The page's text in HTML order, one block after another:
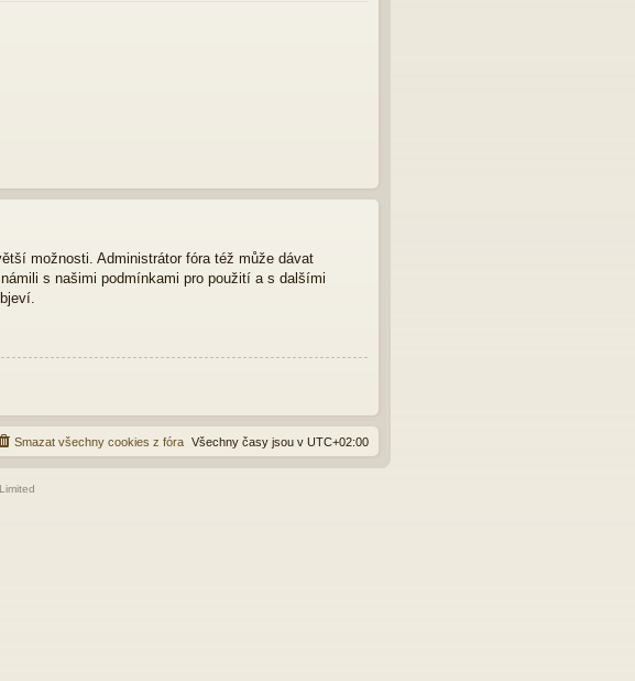
možnosti. Administrátor fóra též může dávat
s našimi podmínkami pro použití a s dalšími
Všechny časy jsou v UTC+02:00
Smazat všechny cookies z fóra